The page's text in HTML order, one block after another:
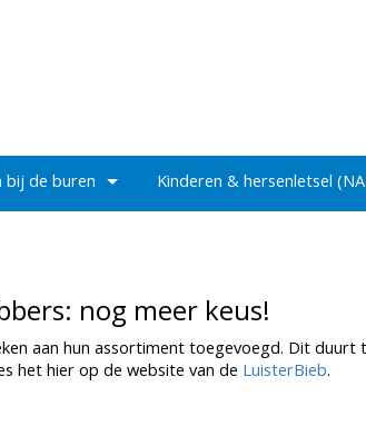
bij de buren Kinderen & hersenletsel
nog meer keus!
aan hun assortiment toegevoegd. Dit duurt
het hier op de website van de LuisterBieb.